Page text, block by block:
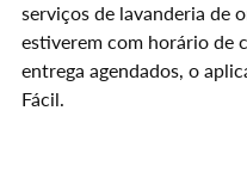
serviços de lavanderia de
estiverem com horário de
entrega agendados, o
Fácil.